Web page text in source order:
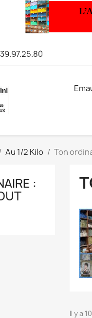
Au 1/2 Kilo Ton
:
Il y a